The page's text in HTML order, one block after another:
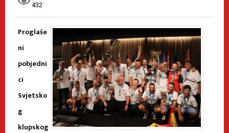
432
Proglaše
ni
pobjedni
ci
Svjetsko
g
klupskog